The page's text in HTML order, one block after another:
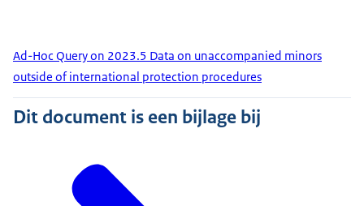
Ad-Hoc Query on 2023.5 Data on unaccompanied minors
outside of international protection procedures
Dit document is een bijlage bij